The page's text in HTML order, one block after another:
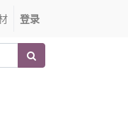
登录